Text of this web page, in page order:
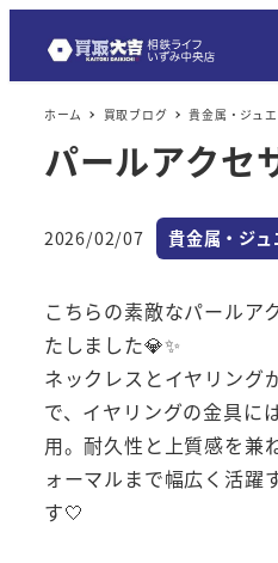
ホーム 買取ブログ 貴金属・ジュ
パールアクセ
投稿日
2026/02/07 カテゴリー
貴金属・ジュ
こちらの素敵なパールア
たしました💎✨
ネックレスとイヤリング
で、イヤリングの金具に
用。耐久性と上質感を兼
ォーマルまで幅広く活躍
す🤍